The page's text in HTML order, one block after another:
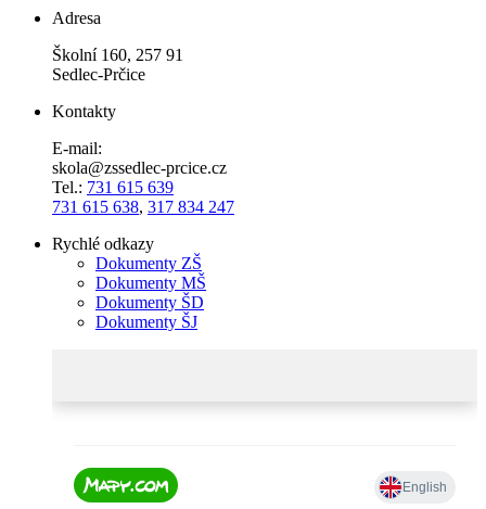
Adresa
Školní 160, 257 91
Sedlec-Prčice
Kontakty
E-mail:
skola@zssedlec-prcice.cz
Tel.: 731 615 639
731 615 638, 317 834 247
Rychlé odkazy
Dokumenty ZŠ
Dokumenty MŠ
Dokumenty ŠD
Dokumenty ŠJ